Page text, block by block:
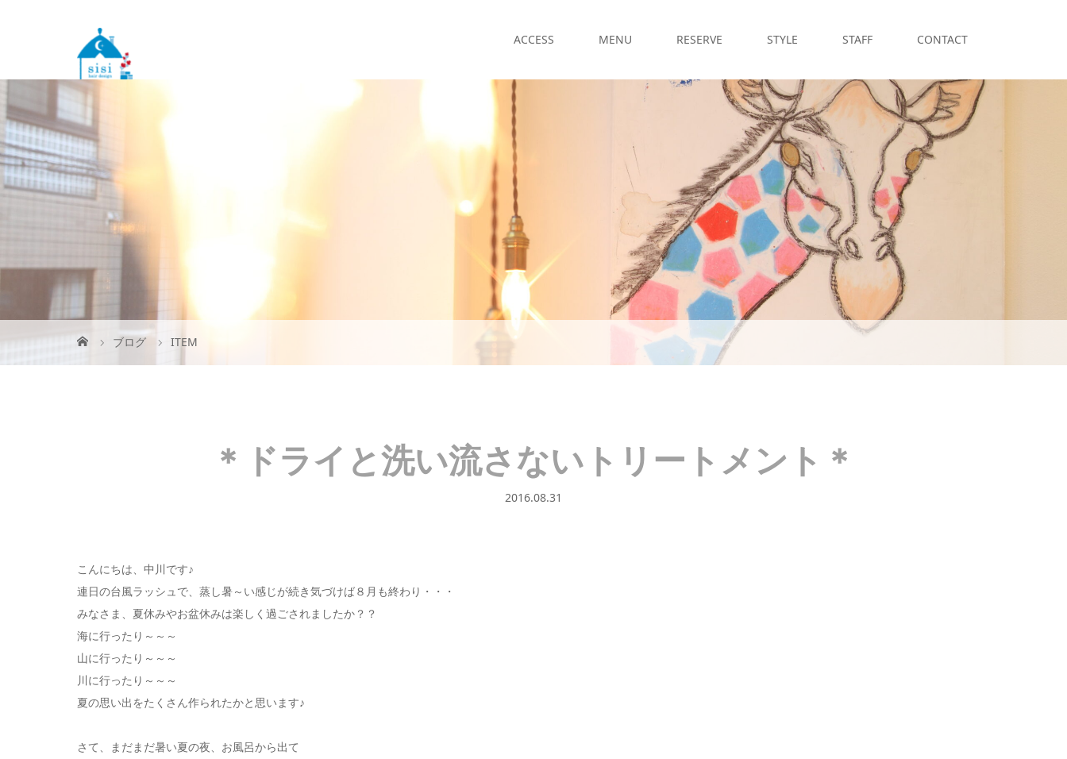
ACCESS MENU RESERVE STYLE STAFF CONTACT
ブログ ITEM
＊ドライと洗い流さないトリートメント＊
2016.08.31
こんにちは、中川です♪
連日の台風ラッシュで、蒸し暑～い感じが続き気づけば８月も終わり・・・
みなさま、夏休みやお盆休みは楽しく過ごされましたか？？
海に行ったり～～～
山に行ったり～～～
川に行ったり～～～
夏の思い出をたくさん作られたかと思います♪
さて、まだまだ暑い夏の夜、お風呂から出て